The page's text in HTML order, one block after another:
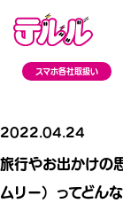
スマホ各社取扱い
2022.04.24
旅行やお出かけの
ムリー）ってどん